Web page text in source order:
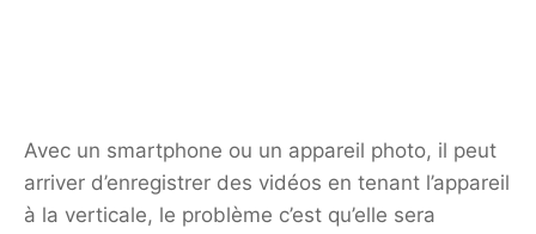
Avec un smartphone ou un appareil photo, il peut
arriver d’enregistrer des vidéos en tenant l’appareil
à la verticale, le problème c’est qu’elle sera